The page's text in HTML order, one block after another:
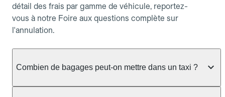
détail des frais par gamme de véhicule, reportez-
vous à notre Foire aux questions complète sur
l'annulation.
Combien de bagages peut-on mettre dans un taxi ?